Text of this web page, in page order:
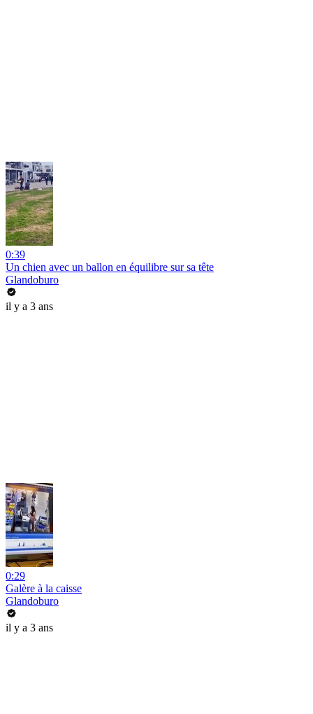
0:39
Un chien avec un ballon en équilibre sur sa tête
Glandoburo
il y a 3 ans
0:29
Galère à la caisse
Glandoburo
il y a 3 ans